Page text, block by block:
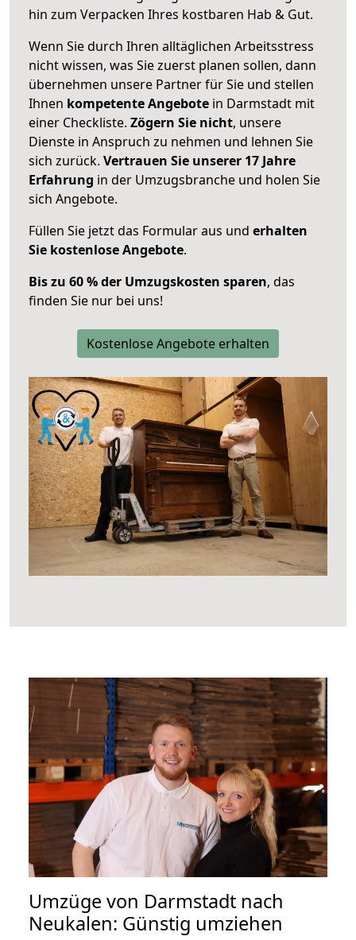
hin zum Verpacken Ihres kostbaren Hab & Gut.
Wenn Sie durch Ihren alltäglichen Arbeitsstress
nicht wissen, was Sie zuerst planen sollen, dann
übernehmen unsere Partner für Sie und stellen
Ihnen kompetente Angebote in Darmstadt mit
einer Checkliste. Zögern Sie nicht, unsere
Dienste in Anspruch zu nehmen und lehnen Sie
sich zurück. Vertrauen Sie unserer 17 Jahre
Erfahrung in der Umzugsbranche und holen Sie
sich Angebote.
Füllen Sie jetzt das Formular aus und erhalten
Sie kostenlose Angebote.
Bis zu 60 % der Umzugskosten sparen, das
finden Sie nur bei uns!
Kostenlose Angebote erhalten
Umzüge von Darmstadt nach
Neukalen: Günstig umziehen